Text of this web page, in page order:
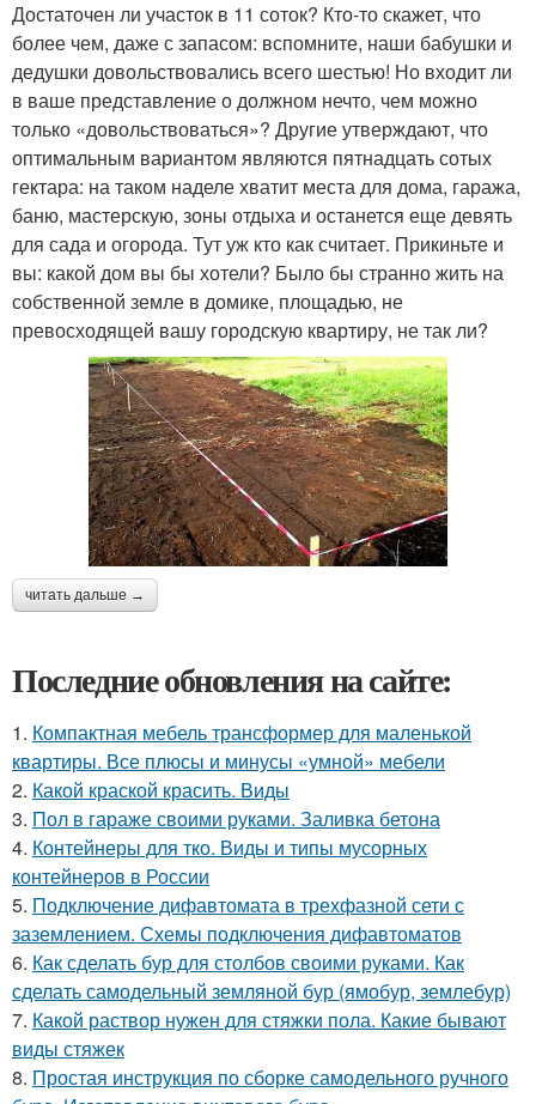
Достаточен ли участок в 11 соток? Кто-то скажет, что
более чем, даже с запасом: вспомните, наши бабушки и
дедушки довольствовались всего шестью! Но входит ли
в ваше представление о должном нечто, чем можно
только «довольствоваться»? Другие утверждают, что
оптимальным вариантом являются пятнадцать сотых
гектара: на таком наделе хватит места для дома, гаража,
баню, мастерскую, зоны отдыха и останется еще девять
для сада и огорода. Тут уж кто как считает. Прикиньте и
вы: какой дом вы бы хотели? Было бы странно жить на
собственной земле в домике, площадью, не
превосходящей вашу городскую квартиру, не так ли?
читать дальше →
Последние обновления на сайте:
1. Компактная мебель трансформер для маленькой
квартиры. Все плюсы и минусы «умной» мебели
2. Какой краской красить. Виды
3. Пол в гараже своими руками. Заливка бетона
4. Контейнеры для тко. Виды и типы мусорных
контейнеров в России
5. Подключение дифавтомата в трехфазной сети с
заземлением. Схемы подключения дифавтоматов
6. Как сделать бур для столбов своими руками. Как
сделать самодельный земляной бур (ямобур, землебур)
7. Какой раствор нужен для стяжки пола. Какие бывают
виды стяжек
8. Простая инструкция по сборке самодельного ручного